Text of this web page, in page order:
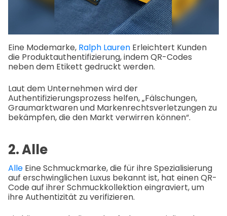
Eine Modemarke, Ralph Lauren Erleichtert Kunden
die Produktauthentifizierung, indem QR-Codes
neben dem Etikett gedruckt werden.
Laut dem Unternehmen wird der
Authentifizierungsprozess helfen, „Fälschungen,
Graumarktwaren und Markenrechtsverletzungen zu
bekämpfen, die den Markt verwirren können“.
2. Alle
Alle Eine Schmuckmarke, die für ihre Spezialisierung
auf erschwinglichen Luxus bekannt ist, hat einen QR-
Code auf ihrer Schmuckkollektion eingraviert, um
ihre Authentizität zu verifizieren.